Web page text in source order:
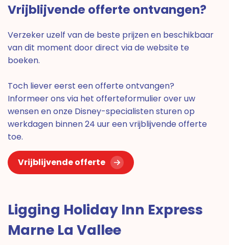
Vrijblijvende offerte ontvangen?
Verzeker uzelf van de beste prijzen en beschikbaar
van dit moment door direct via de website te
boeken.
Toch liever eerst een offerte ontvangen?
Informeer ons via het offerteformulier over uw
wensen en onze Disney-specialisten sturen op
werkdagen binnen 24 uur een vrijblijvende offerte
toe.
Vrijblijvende offerte
Ligging Holiday Inn Express
Marne La Vallee